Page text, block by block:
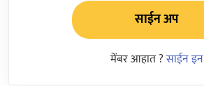
साईन अप
मेंबर आहात ?साईन इन